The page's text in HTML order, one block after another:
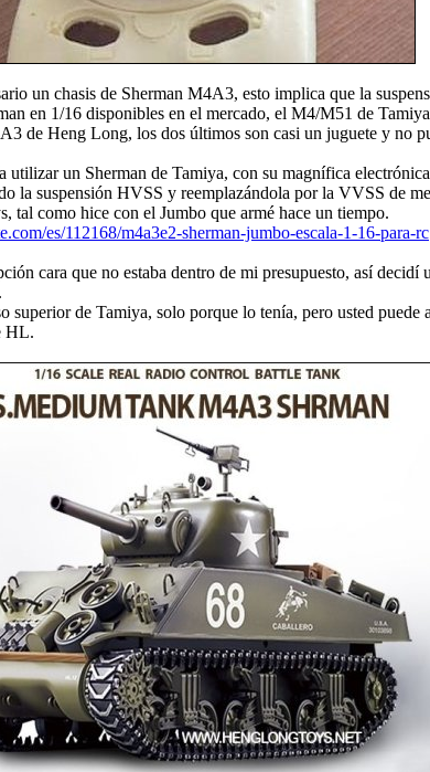
un chasis de Sherman M4A3, esto implica que la
en 1/16 disponibles en el mercado, el M4/M51 de
de Heng Long, los dos últimos son casi un juguete y no
utilizar un Sherman de Tamiya, con su magnífica
la suspensión HVSS y reemplazándola por la VVSS de
tal como hice con el Jumbo que armé hace un tiempo.
es/112168/m4a3e2-sherman-jumbo-escala-1-16-para-rc
cara que no estaba dentro de mi presupuesto, así decidí
superior de Tamiya, solo porque lo tenía, pero usted puede
HL.